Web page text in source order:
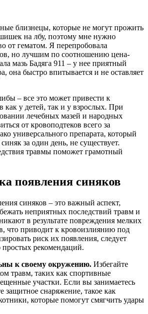
близнецы, которые не могут прожить
на лбу, поэтому мне нужно
от гематом. Я перепробовала
но лучшим по соотношению цена-
мазь Бадяга 911 – у нее приятный
она быстро впитывается и не оставляет
– все это может привести к
как у детей, так и у взрослых. При
лечебных мазей и народных
от кровоподтеков всего за
универсального препарата, который
за один день, не существует.
травмы поможет грамотный
появления синяков
синяков – это важный аспект,
неприятных последствий травм и
в результате повреждения мелких
что приводит к кровоизлиянию под
риск их появления, следует
простых рекомендаций.
к своему окружению. Избегайте
травм, таких как спортивные
участки. Если вы занимаетесь
защитное снаряжение, такое как
которые помогут смягчить удары